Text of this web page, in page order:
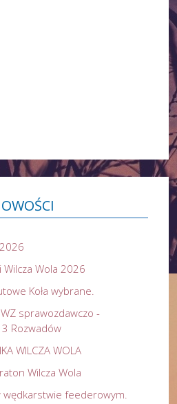
2026
Wola 2026
Koła wybrane.
WZ sprawozdawczo -
Rozwadów
WILCZA WOLA
Wilcza Wola
wędkarstwie feederowym.